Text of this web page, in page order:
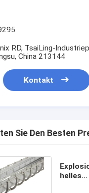
RD, TsaiLing-
China 213144
Kontakt
Sie Den Besten
helles